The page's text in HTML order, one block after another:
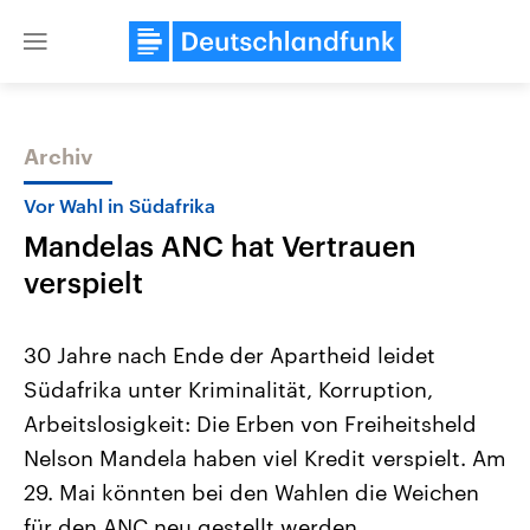
Close
Themen
Landtagswahl Sachsen-Anhalt
2026
Alle Informationen
Sachsen-Anhalt wählt am 6.
September 2026 einen neuen
Landtag. Seit 2021 wird das
Bundesland von einer Koalition aus
USA
Aktuelle Beiträge,
Hintergründe
Wirtschaftlich und
gehören die Vereinigten
den mächtigsten Ländern
mit großem Einfluss auf
Archiv
Vor Wahl in Südafrika
Mandelas ANC hat Vertrauen
verspielt
30 Jahre nach Ende der Apartheid leidet
Südafrika unter Kriminalität, Korruption,
Arbeitslosigkeit: Die Erben von Freiheitsheld
Nelson Mandela haben viel Kredit verspielt. Am
29. Mai könnten bei den Wahlen die Weichen